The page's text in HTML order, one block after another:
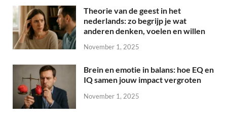
Theorie van de geest in het
nederlands: zo begrijp je wat
anderen denken, voelen en willen
November 1, 2025
Brein en emotie in balans: hoe EQ en
IQ samen jouw impact vergroten
November 1, 2025